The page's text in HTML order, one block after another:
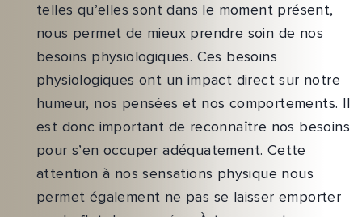
telles qu’elles sont dans le moment présent,
nous permet de mieux prendre soin de nos
besoins physiologiques. Ces besoins
physiologiques ont un impact direct sur notre
humeur, nos pensées et nos comportements. Il
est donc important de reconnaître nos besoins
pour s’en occuper adéquatement. Cette
attention à nos sensations physique nous
permet également ne pas se laisser emporter